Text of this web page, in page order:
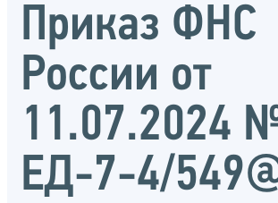
Приказ ФНС
России от
11.07.2024
ЕД-7-4/